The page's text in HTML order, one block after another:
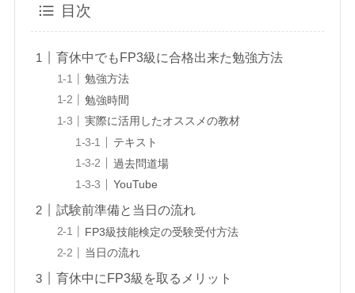
目次
育休中でもFP3級に合格出来た勉強方法
勉強方法
勉強時間
実際に活用したオススメの教材
テキスト
過去問道場
YouTube
試験前準備と当日の流れ
FP3級技能検定の受験受付方法
当日の流れ
育休中にFP3級を取るメリット